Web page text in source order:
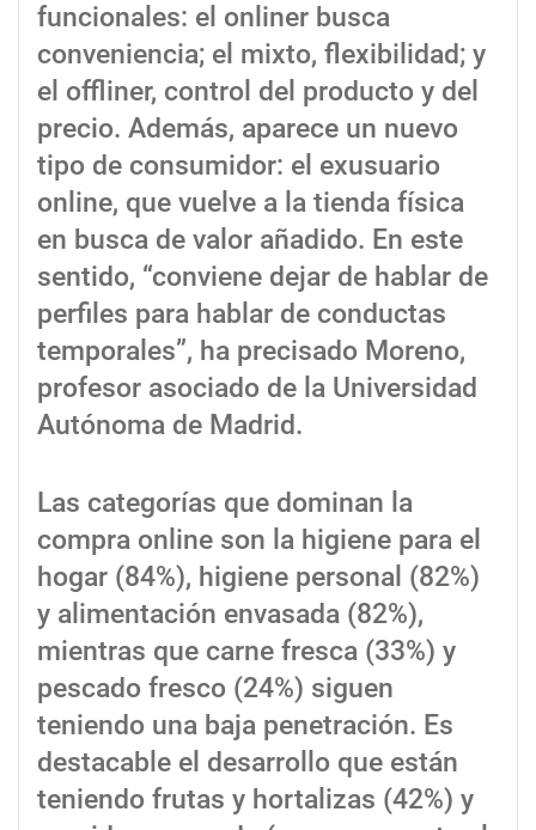
funcionales: el onliner busca
conveniencia; el mixto, flexibilidad; y
el offliner, control del producto y del
precio. Además, aparece un nuevo
tipo de consumidor: el exusuario
online, que vuelve a la tienda física
en busca de valor añadido. En este
sentido, “conviene dejar de hablar de
perfiles para hablar de conductas
temporales”, ha precisado Moreno,
profesor asociado de la Universidad
Autónoma de Madrid.
Las categorías que dominan la
compra online son la higiene para el
hogar (84%), higiene personal (82%)
y alimentación envasada (82%),
mientras que carne fresca (33%) y
pescado fresco (24%) siguen
teniendo una baja penetración. Es
destacable el desarrollo que están
teniendo frutas y hortalizas (42%) y